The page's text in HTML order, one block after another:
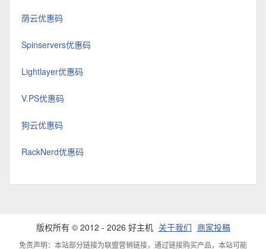
荫云优惠码
Spinservers优惠码
Lightlayer优惠码
V.PS优惠码
狗云优惠码
RackNerd优惠码
版权所有 © 2012 - 2026 好主机 关于我们 商家投稿
免责声明：本站部分链接为联盟营销链接，通过链接购买产品，本站可能